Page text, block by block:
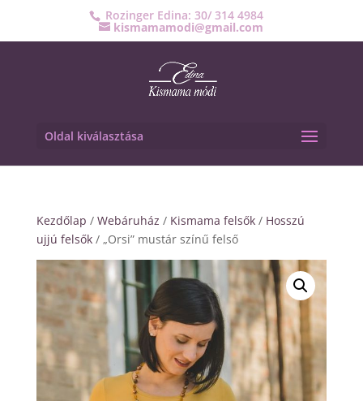
Rozinger Edina: 30/ 314 4984
kismamamodi@gmail.com
Oldal kiválasztása
Kezdőlap / Webáruház / Kismama felsők/ Hosszú
ujjú felsők/ „Orsi” mustár színű felső